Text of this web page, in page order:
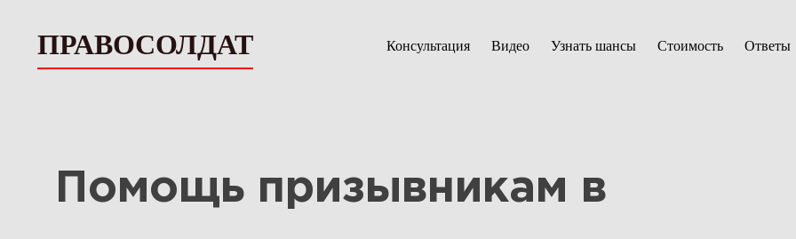
ПРАВОСОЛДАТ Консультация Видео Узнать шансы Стоимость Ответы
Помощь призывникам в